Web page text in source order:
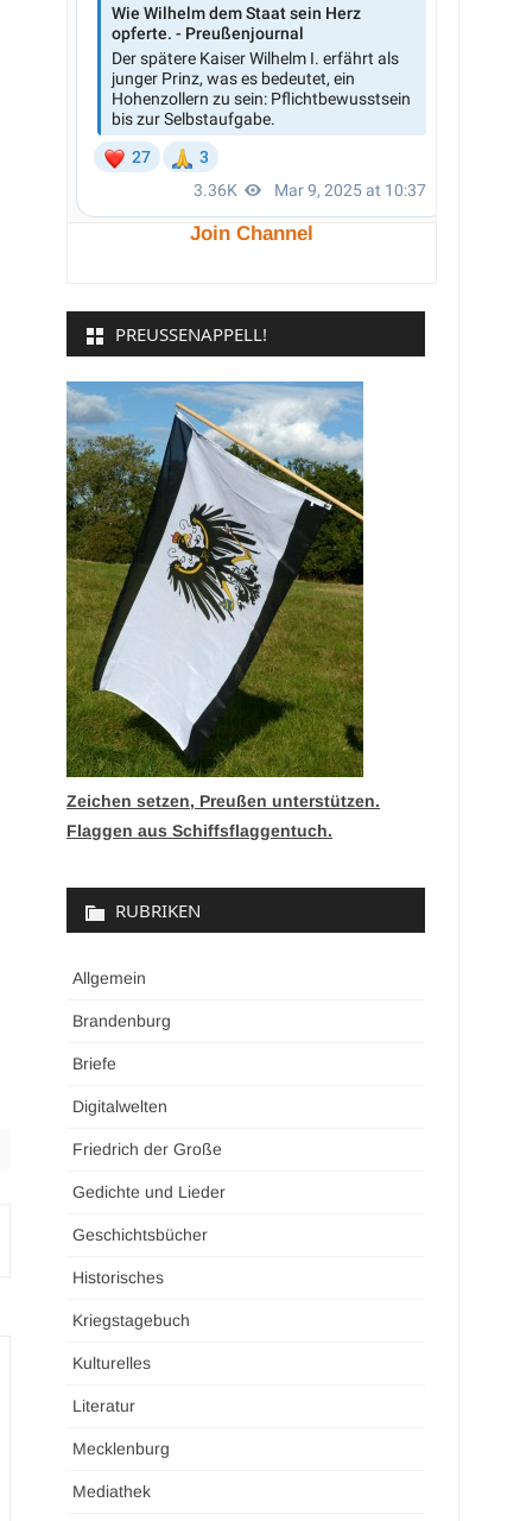
Join Channel
PREUSSENAPPELL!
Zeichen setzen, Preußen unterstützen.
Flaggen aus Schiffsflaggentuch.
RUBRIKEN
Allgemein
Brandenburg
Briefe
Digitalwelten
Friedrich der Große
Gedichte und Lieder
Geschichtsbücher
Historisches
Kriegstagebuch
Kulturelles
Literatur
Mecklenburg
Mediathek